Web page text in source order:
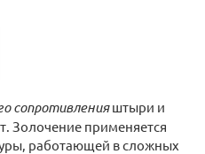
сопротивленияштыри и
Золочение применяется
работающей в сложных